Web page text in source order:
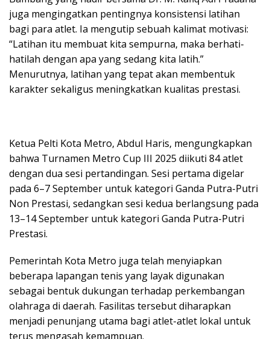
juga mengingatkan pentingnya konsistensi latihan
bagi para atlet. Ia mengutip sebuah kalimat motivasi:
“Latihan itu membuat kita sempurna, maka berhati-
hatilah dengan apa yang sedang kita latih.”
Menurutnya, latihan yang tepat akan membentuk
karakter sekaligus meningkatkan kualitas prestasi.
Ketua Pelti Kota Metro, Abdul Haris, mengungkapkan
bahwa Turnamen Metro Cup III 2025 diikuti 84 atlet
dengan dua sesi pertandingan. Sesi pertama digelar
pada 6–7 September untuk kategori Ganda Putra-Putri
Non Prestasi, sedangkan sesi kedua berlangsung pada
13–14 September untuk kategori Ganda Putra-Putri
Prestasi.
Pemerintah Kota Metro juga telah menyiapkan
beberapa lapangan tenis yang layak digunakan
sebagai bentuk dukungan terhadap perkembangan
olahraga di daerah. Fasilitas tersebut diharapkan
menjadi penunjang utama bagi atlet-atlet lokal untuk
terus mengasah kemampuan.